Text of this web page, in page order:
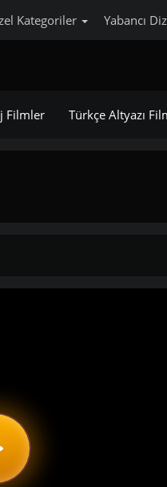
Kategoriler Yabancı
Filmler Türkçe Altyazı